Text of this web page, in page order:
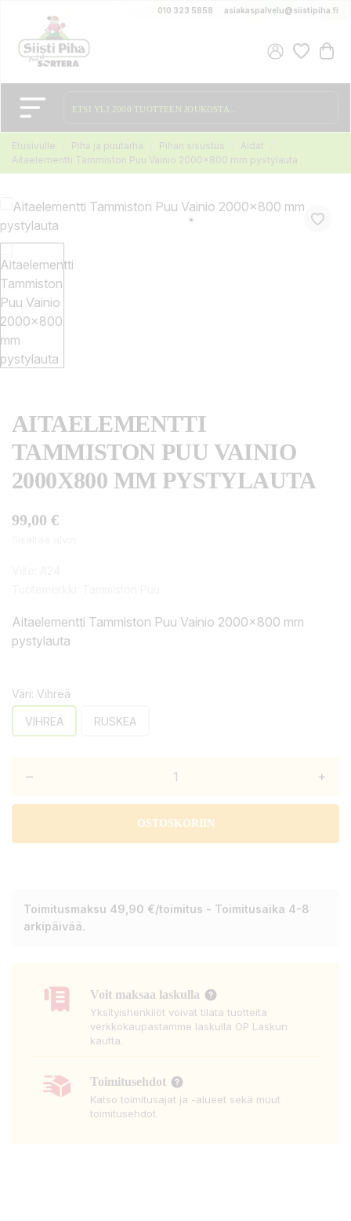
010 323 5858 asiakaspalvelu@siistipiha.fi
Etusivulle Piha ja puutarha Pihan sisustus
Aidat
Aitaelementti Tammiston Puu Vainio 2000x800 mm pystylauta
AITAELEMENTTI
TAMMISTON PUU VAINIO
2000X800 MM PYSTYLAUTA
99,00 €
Aitaelementti Tammiston Puu Vainio 2000x800 mm
pystylauta
Väri: Vihreä
VIHREÄ RUSKEA
– +
OSTOSKORIIN
Toimitusmaksu 49,90 €/toimitus - Toimitusaika 4-8
arkipäivää.
Voit maksaa laskulla
Yksityishenkilöt voivat tilata tuotteita
verkkokaupastamme laskulla OP Laskun
kautta.
Toimitusehdot
Katso toimitusajat ja -alueet sekä muut
toimitusehdot.